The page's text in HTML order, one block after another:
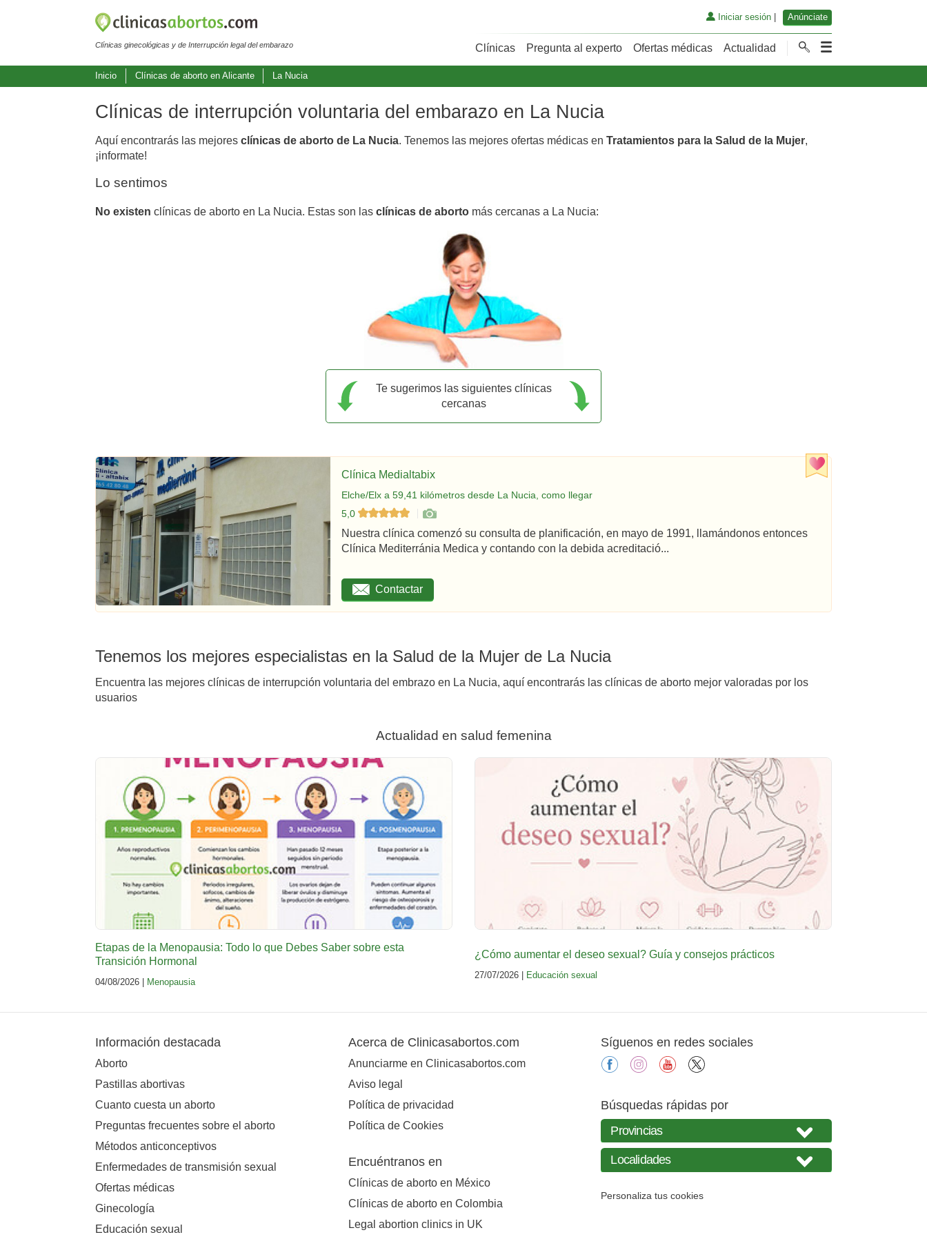
Clínicas ginecológicas y de Interrupción legal del embarazo
Iniciar sesión| Anúnciate
Clínicas Pregunta al experto Ofertas médicas Actualidad
Inicio Clínicas de aborto en Alicante La Nucia
Clínicas de interrupción voluntaria del embarazo en La Nucia
Aquí encontrarás las mejores clínicas de aborto de La Nucia. Tenemos las mejores ofertas médicas en Tratamientos para la Salud de la Mujer,
¡informate!
Lo sentimos
No existen clínicas de aborto en La Nucia. Estas son las clínicas de aborto más cercanas a La Nucia:
Te sugerimos las siguientes clínicas
cercanas
Clínica Medialtabix
Elche/Elx a 59,41 kilómetros desde La Nucia, como llegar
5,0
Nuestra clínica comenzó su consulta de planificación, en mayo de 1991, llamándonos entonces
Clínica Mediterránia Medica y contando con la debida acreditació...
Contactar
Tenemos los mejores especialistas en la Salud de la Mujer de La Nucia
Encuentra las mejores clínicas de interrupción voluntaria del embrazo en La Nucia, aquí encontrarás las clínicas de aborto mejor valoradas por los
usuarios
Actualidad en salud femenina
Etapas de la Menopausia: Todo lo que Debes Saber sobre esta
Transición Hormonal
04/08/2026 | Menopausia
¿Cómo aumentar el deseo sexual? Guía y consejos prácticos
27/07/2026 | Educación sexual
Información destacada
Aborto
Pastillas abortivas
Cuanto cuesta un aborto
Preguntas frecuentes sobre el aborto
Métodos anticonceptivos
Enfermedades de transmisión sexual
Ofertas médicas
Ginecología
Educación sexual
Acerca de Clinicasabortos.com
Anunciarme en Clinicasabortos.com
Aviso legal
Política de privacidad
Política de Cookies
Encuéntranos en
Clínicas de aborto en México
Clínicas de aborto en Colombia
Legal abortion clinics in UK
Síguenos en redes sociales
facebookinstagramyoutube
Búsquedas rápidas por
Personaliza tus cookies